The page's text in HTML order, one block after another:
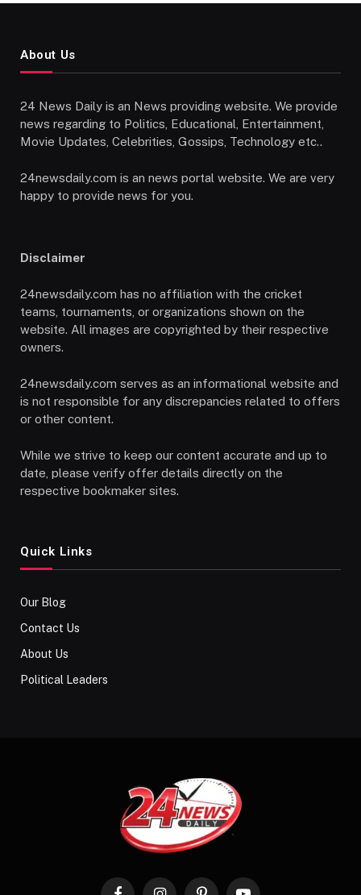
About Us
24 News Daily is an News providing website. We provide
news regarding to Politics, Educational, Entertainment,
Movie Updates, Celebrities, Gossips, Technology etc..
24newsdaily.com is an news portal website. We are very
happy to provide news for you.
Disclaimer
24newsdaily.com has no affiliation with the cricket
teams, tournaments, or organizations shown on the
website. All images are copyrighted by their respective
owners.
24newsdaily.com serves as an informational website and
is not responsible for any discrepancies related to offers
or other content.
While we strive to keep our content accurate and up to
date, please verify offer details directly on the
respective bookmaker sites.
Quick Links
Our Blog
Contact Us
About Us
Political Leaders